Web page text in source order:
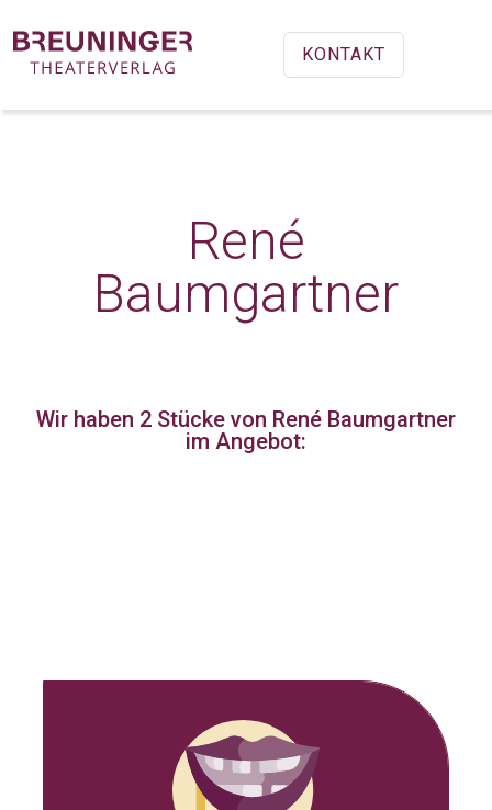
KONTAKT
René
Baumgartner
Wir haben 2 Stücke von René Baumgartner
im Angebot: